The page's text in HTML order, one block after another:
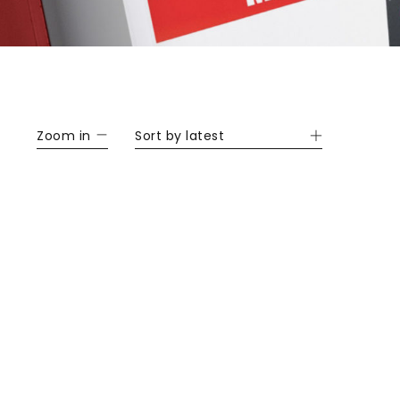
Sort by latest
Zoom in